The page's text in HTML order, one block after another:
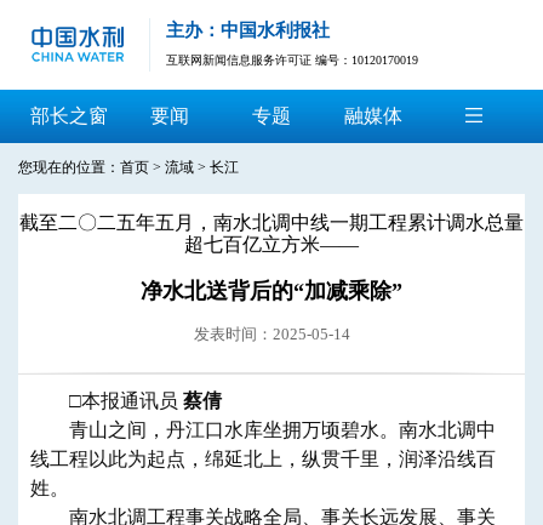
主办：中国水利报社
互联网新闻信息服务许可证 编号：10120170019
部长之窗 要闻 专题 融媒体
您现在的位置： 首页 > 流域 > 长江
截至二〇二五年五月，南水北调中线一期工程累计调水总量
超七百亿立方米——
净水北送背后的“加减乘除”
发表时间：2025-05-14
□本报通讯员 蔡倩
青山之间，丹江口水库坐拥万顷碧水。南水北调中
线工程以此为起点，绵延北上，纵贯千里，润泽沿线百
姓。
南水北调工程事关战略全局、事关长远发展、事关